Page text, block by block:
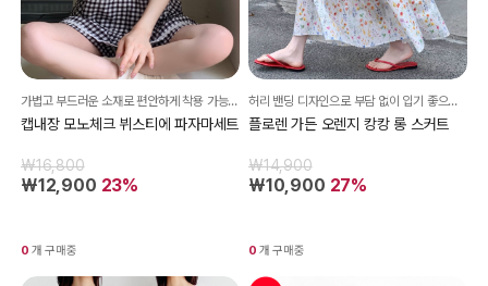
가볍고 부드러운 소재로 편안하게 착용 가능하며, 여유로운 핏으로 홈웨어는 물론 여름 잠옷으로 활용하기 좋아요.
캡내장 모노체크 뷔스티에 파자마세트
₩16,800
₩12,900 23%
0 개 구매중
허리 밴딩 디자인으로 부담 없이 입기 좋으며, 심플한 티셔츠나 니트와 매치해도 감성적인 데일리룩이 완성돼요^^
플로렌 가든 오렌지 캉캉 롱 스커트
₩14,900
₩10,900 27%
0 개 구매중